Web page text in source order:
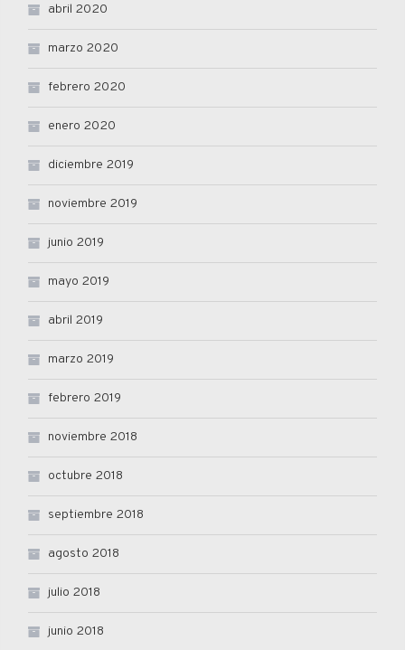
abril 2020
marzo 2020
febrero 2020
enero 2020
diciembre 2019
noviembre 2019
junio 2019
mayo 2019
abril 2019
marzo 2019
febrero 2019
noviembre 2018
octubre 2018
septiembre 2018
agosto 2018
julio 2018
junio 2018